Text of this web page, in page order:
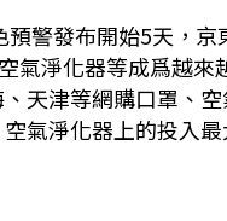
警發布開始5天，
氣淨化器等成爲越
天津等網購口罩、
氣淨化器上的投入